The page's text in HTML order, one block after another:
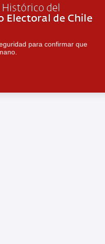
para confirmar que